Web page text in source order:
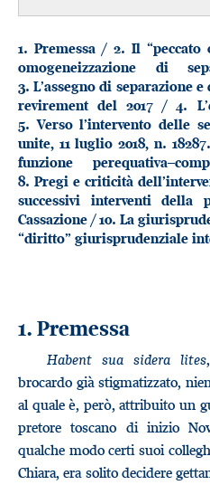
1. Premessa / 2. Il “peccato
omogeneizzazione di
3. L’assegno di separazione
revirement del 2017 /4.
5. Verso l’intervento delle
unite, 11 luglio 2018, n.
funzione
8. Pregi e criticità
successivi interventi della
Cassazione /10. La
“diritto” giurisprudenziale
1. Premessa
Habent sua sidera lites
brocardo già stigmatizzato,
al quale è, però, attribuito un
pretore toscano di inizio
qualche modo certi suoi
Chiara, era solito decidere